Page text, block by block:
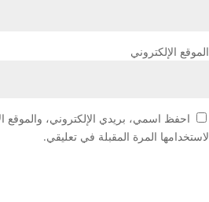
الموقع الإلكتروني
احفظ اسمي، بريدي الإلكتروني، والموقع
لاستخدامها المرة المقبلة في تعليقي.